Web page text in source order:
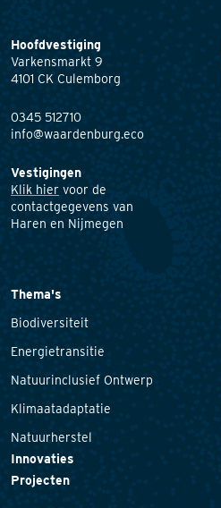
Hoofdvestiging
Varkensmarkt 9
4101 CK Culemborg
0345 512710
info@waardenburg.eco
Vestigingen
Klik hier voor de
contactgegevens van
Haren en Nijmegen
Thema's
Biodiversiteit
Energietransitie
Natuurinclusief Ontwerp
Klimaatadaptatie
Natuurherstel
Innovaties
Projecten